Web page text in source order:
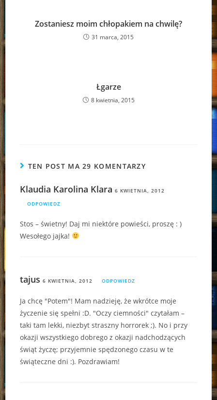
Zostaniesz moim chłopakiem na chwilę?
31 marca, 2015
Łgarze
8 kwietnia, 2015
TEN POST MA 29 KOMENTARZY
Klaudia Karolina Klara 6 KWIETNIA, 2012
ODPOWIEDZ
Stos – świetny! Daj mi niektóre powieści, proszę : )
Wesołego jajka!
tajus 6 KWIETNIA, 2012 ODPOWIEDZ
Ja chcę "Potem"! Mam nadzieję, że wkrótce moje
życzenie się spełni :D. "Oczy ciemności" czytałam –
taki tam lekki, niezbyt straszny horrorek ;). No i przy
okazji wszystkiego dobrego z okazji nadchodzących
świąt życzę; przyjemnie spędzonego czasu w te
świąteczne dni :). Pozdrawiam!